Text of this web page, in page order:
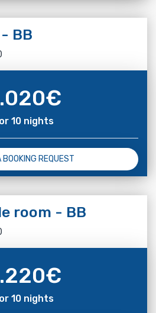
BB
€
10 nights
BOOKING REQUEST
room - BB
€
10 nights